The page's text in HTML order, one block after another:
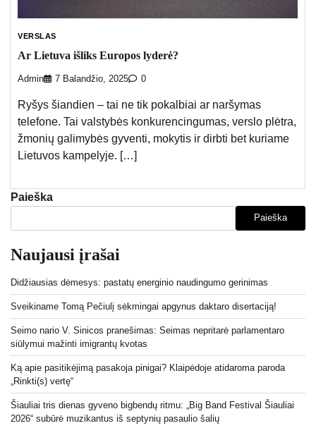
VERSLAS
Ar Lietuva išliks Europos lyderė?
Admin 7 Balandžio, 2025 0
Ryšys šiandien – tai ne tik pokalbiai ar naršymas
telefone. Tai valstybės konkurencingumas, verslo plėtra,
žmonių galimybės gyventi, mokytis ir dirbti bet kuriame
Lietuvos kampelyje. […]
Paieška
Paieška
Naujausi įrašai
Didžiausias dėmesys: pastatų energinio naudingumo gerinimas
Sveikiname Tomą Pečiulį sėkmingai apgynus daktaro disertaciją!
Seimo nario V. Sinicos pranešimas: Seimas nepritarė parlamentaro
siūlymui mažinti imigrantų kvotas
Ką apie pasitikėjimą pasakoja pinigai? Klaipėdoje atidaroma paroda
„Rinkti(s) vertę“
Šiauliai tris dienas gyveno bigbendų ritmu: „Big Band Festival Šiauliai
2026“ subūrė muzikantus iš septynių pasaulio šalių